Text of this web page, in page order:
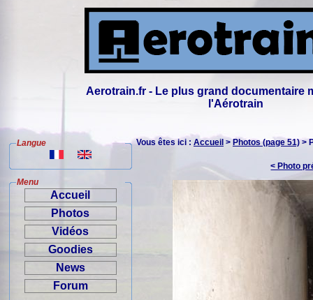
Aerotrain.fr - Le plus grand documentaire
l'Aérotrain
Langue
Menu
Accueil
Photos
Vidéos
Goodies
News
Forum
Vous êtes ici : Accueil > Photos (page 51) >
< Photo